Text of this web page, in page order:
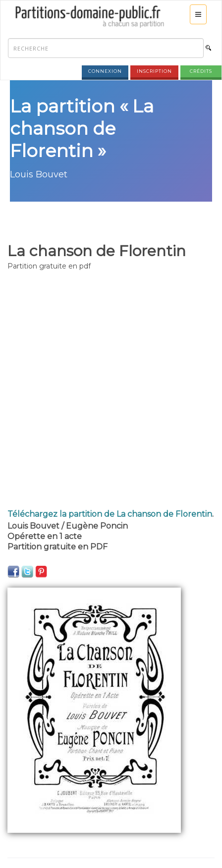
CONNEXION INSCRIPTION CRÉDITS
La partition « La
chanson de
Florentin »
Louis Bouvet
La chanson de Florentin
Partition gratuite en pdf
Téléchargez la partition de La chanson de Florentin.
Louis Bouvet / Eugène Poncin
Opérette en 1 acte
Partition gratuite en PDF